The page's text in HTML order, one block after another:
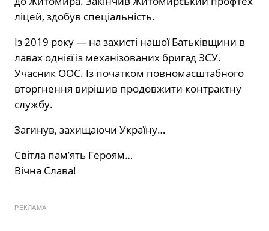
ліцей, здобув спеціальність.
Із 2019 року — на захисті нашої Батьківщини в
лавах однієї із механізованих бригад ЗСУ.
Учасник ООС. Із початком повномасштабного
вторгнення вирішив продовжити контрактну
службу.
Загинув, захищаючи Україну…
Світла пам’ять Героям…
Вічна Слава!
РЕКЛАМА